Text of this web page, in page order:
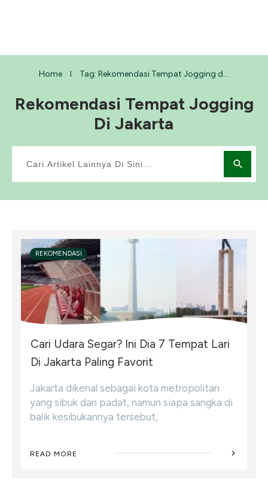
Home Tag: Rekomendasi Tempat Jogging di Jakarta
Rekomendasi Tempat Jogging
Di Jakarta
REKOMENDASI
Cari Udara Segar? Ini Dia 7 Tempat Lari
Di Jakarta Paling Favorit
Jakarta dikenal sebagai kota metropolitan
yang sibuk dan padat, namun siapa sangka di
balik kesibukannya tersebut,
READ MORE